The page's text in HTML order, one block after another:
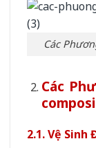
Các
Các
2.1. Vệ Sinh